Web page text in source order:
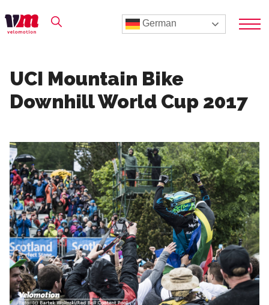
German
UCI Mountain Bike
Downhill World Cup 2017